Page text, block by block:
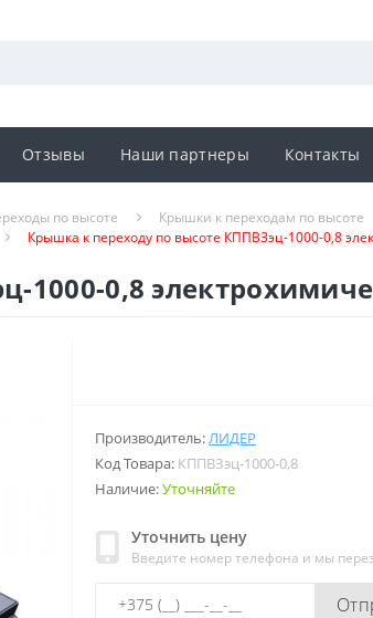
Отзывы Наши партнеры Контакты
по высоте
Крышки к переходам по высоте
Крышка к переходу по высоте КППВЗэц-1000-0,8
1000-0,8
Производитель:ЛИДЕР
Код Товара: КППВЗэц-1000-0,8
Наличие:Уточняйте
Уточнить цену
Введите номер телефона и мы